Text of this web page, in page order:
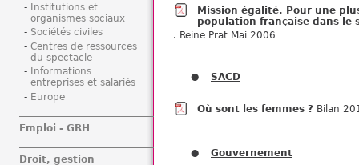
Mission égalité. Pour une
population française dans le
. Reine Prat Mai 2006
SACD
Où sont les femmes ? Bilan
Gouvernement
Institutions et
organismes sociaux
Sociétés civiles
Centres de ressources
du spectacle
Informations
entreprises et salariés
Europe
Emploi - GRH
Droit, gestion